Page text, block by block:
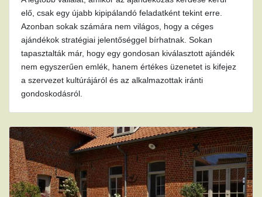
elő, csak egy újabb kipipálandó feladatként tekint erre.
Azonban sokak számára nem világos, hogy a céges
ajándékok stratégiai jelentőséggel bírhatnak. Sokan
tapasztalták már, hogy egy gondosan kiválasztott ajándék
nem egyszerűen emlék, hanem értékes üzenetet is kifejez
a szervezet kultúrájáról és az alkalmazottak iránti
gondoskodásról.